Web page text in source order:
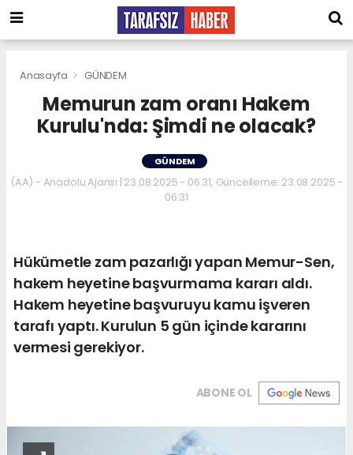
Anasayfa GÜNDEM
Memurun zam oranı Hakem
Kurulu'nda: Şimdi ne olacak?
GÜNDEM
(AA) - Anadolu Ajansı | 23.08.2025 - 06:31, Güncelleme: 23.08.2025 -
06:31
Hükümetle zam pazarlığı yapan Memur-Sen,
hakem heyetine başvurmama kararı aldı.
Hakem heyetine başvuruyu kamu işveren
tarafı yaptı. Kurulun 5 gün içinde kararını
vermesi gerekiyor.
ABONE OL